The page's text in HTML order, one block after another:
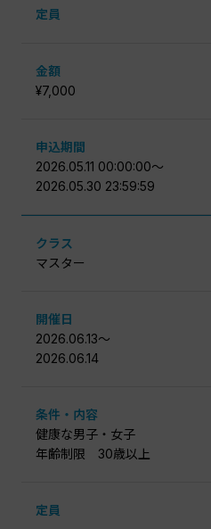
定員
金額
¥7,000
申込期間
2026.05.11 00:00:00〜
2026.05.30 23:59:59
クラス
マスター
開催日
2026.06.13〜
2026.06.14
条件・内容
健康な男子・女子
年齢制限 30歳以上
定員